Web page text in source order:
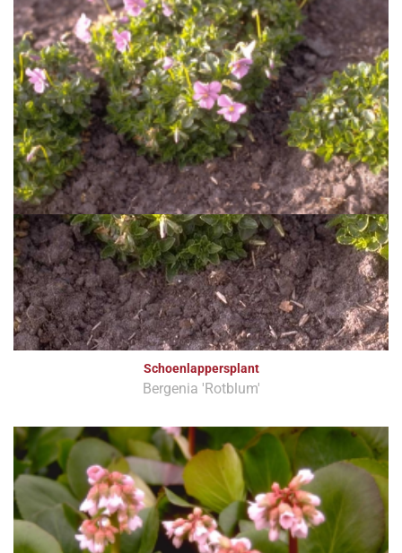
Schoenlappersplant
Bergenia 'Rotblum'